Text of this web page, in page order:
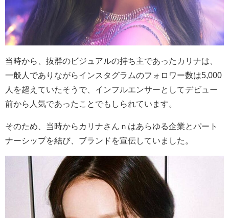
当時から、抜群のビジュアルの持ち主であったカリナは、
一般人でありながらインスタグラムのフォロワー数は5,000
人を超えていたそうで、インフルエンサーとしてデビュー
前から人気であったことでもしられています。
そのため、当時からカリナさんｎはあらゆる企業とパート
ナーシップを結び、ブランドを宣伝していました。